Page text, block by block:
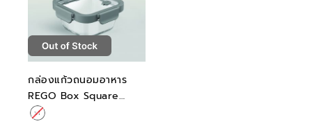
กล่องแก้วถนอมอาหาร
REGO Box Square
Arctic Grey 520ML